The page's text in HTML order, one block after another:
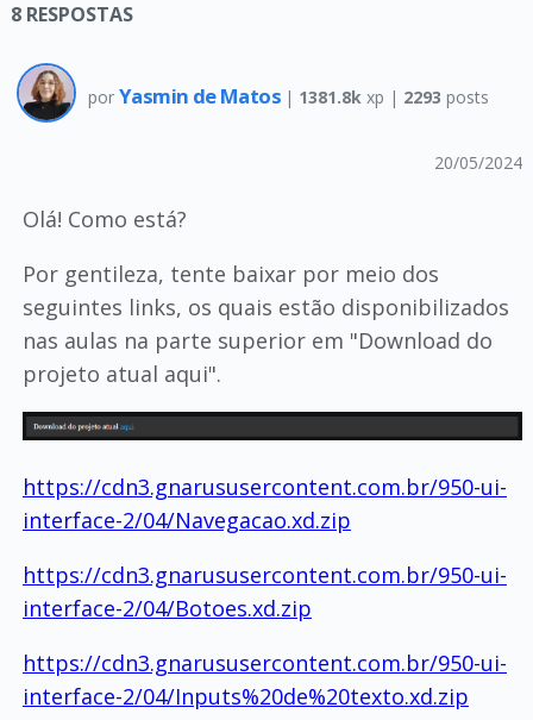
8 RESPOSTAS
por Yasmin de Matos | 1381.8k xp | 2293 posts
20/05/2024
Olá! Como está?
Por gentileza, tente baixar por meio dos
seguintes links, os quais estão disponibilizados
nas aulas na parte superior em "Download do
projeto atual aqui".
https://cdn3.gnarususercontent.com.br/950-ui-
interface-2/04/Navegacao.xd.zip
https://cdn3.gnarususercontent.com.br/950-ui-
interface-2/04/Botoes.xd.zip
https://cdn3.gnarususercontent.com.br/950-ui-
interface-2/04/Inputs%20de%20texto.xd.zip